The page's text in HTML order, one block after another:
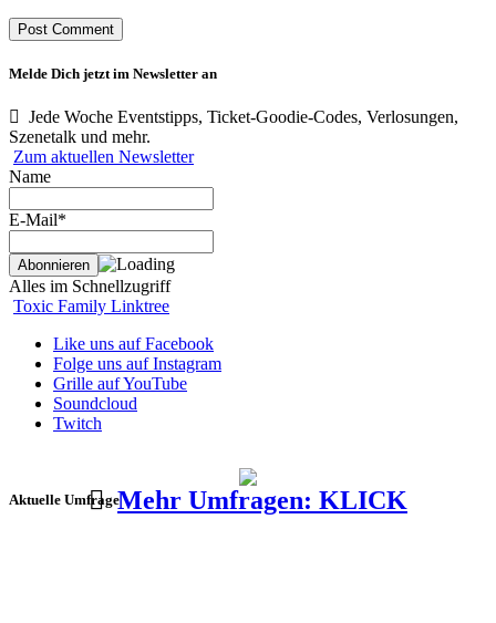
Melde Dich jetzt im Newsletter an
Jede Woche Eventstipps, Ticket-Goodie-Codes, Verlosungen,
Szenetalk und mehr.
Zum aktuellen Newsletter
Name
E-Mail*
Alles im Schnellzugriff
Toxic Family Linktree
Like uns auf Facebook
Folge uns auf Instagram
Grille auf YouTube
Soundcloud
Twitch
Aktuelle UmfrageMehr Umfragen: KLICK